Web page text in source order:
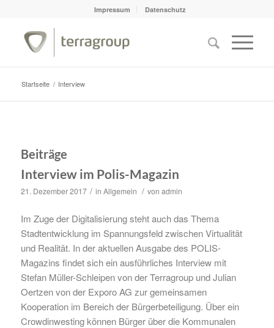
Impressum Datenschutz
Startseite / Interview
Beiträge
Interview im Polis-Magazin
21. Dezember 2017 / in Allgemein / von admin
Im Zuge der Digitalisierung steht auch das Thema
Stadtentwicklung im Spannungsfeld zwischen Virtualität
und Realität. In der aktuellen Ausgabe des POLIS-
Magazins findet sich ein ausführliches Interview mit
Stefan Müller-Schleipen von der Terragroup und Julian
Oertzen von der Exporo AG zur gemeinsamen
Kooperation im Bereich der Bürgerbeteiligung. Über ein
Crowdinwesting können Bürger über die Kommunalen